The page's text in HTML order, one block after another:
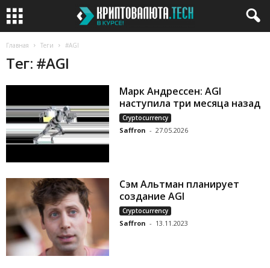
Главная Теги #AGI
Тег: #AGI
Марк Андрессен: AGI
наступила три месяца назад
Cryptocurrency
Saffron - 27.05.2026
Сэм Альтман планирует
создание AGI
Cryptocurrency
Saffron - 13.11.2023